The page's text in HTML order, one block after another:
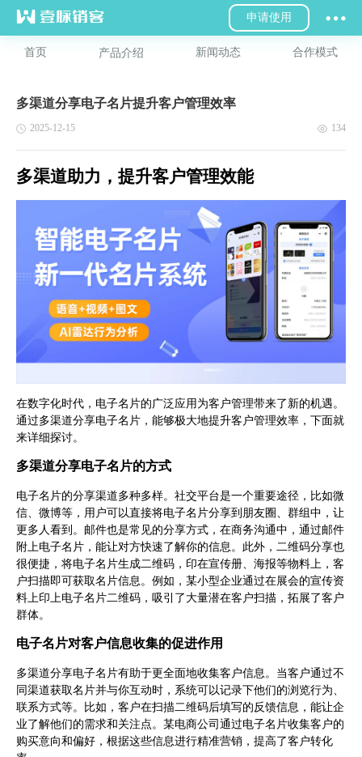
申请使用
首页 产品介绍 新闻动态 合作模式
多渠道分享电子名片提升客户管理效率
2025-12-15 134
多渠道助力，提升客户管理效能
在数字化时代，电子名片的广泛应用为客户管理带来了新的机遇。
通过多渠道分享电子名片，能够极大地提升客户管理效率，下面就
来详细探讨。
多渠道分享电子名片的方式
电子名片的分享渠道多种多样。社交平台是一个重要途径，比如微
信、微博等，用户可以直接将电子名片分享到朋友圈、群组中，让
更多人看到。邮件也是常见的分享方式，在商务沟通中，通过邮件
附上电子名片，能让对方快速了解你的信息。此外，二维码分享也
很便捷，将电子名片生成二维码，印在宣传册、海报等物料上，客
户扫描即可获取名片信息。例如，某小型企业通过在展会的宣传资
料上印上电子名片二维码，吸引了大量潜在客户扫描，拓展了客户
群体。
电子名片对客户信息收集的促进作用
多渠道分享电子名片有助于更全面地收集客户信息。当客户通过不
同渠道获取名片并与你互动时，系统可以记录下他们的浏览行为、
联系方式等。比如，客户在扫描二维码后填写的反馈信息，能让企
业了解他们的需求和关注点。某电商公司通过电子名片收集客户的
购买意向和偏好，根据这些信息进行精准营销，提高了客户转化